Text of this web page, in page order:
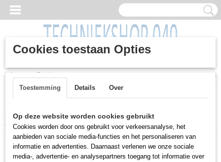
Inloggen Registreren
Home >Partij goederen>(Transport-) Wielen>
met luchtband 400x40mm, met rem
Cookies toestaan Opties
Toestemming Details Over
Op deze website worden cookies gebruikt
Cookies worden door ons gebruikt voor verkeersanalyse, het
aanbieden van sociale media-functies en het personaliseren van
informatie en advertenties. Daarnaast verlenen we onze sociale
media-, advertentie- en analysepartners toegang tot informatie over